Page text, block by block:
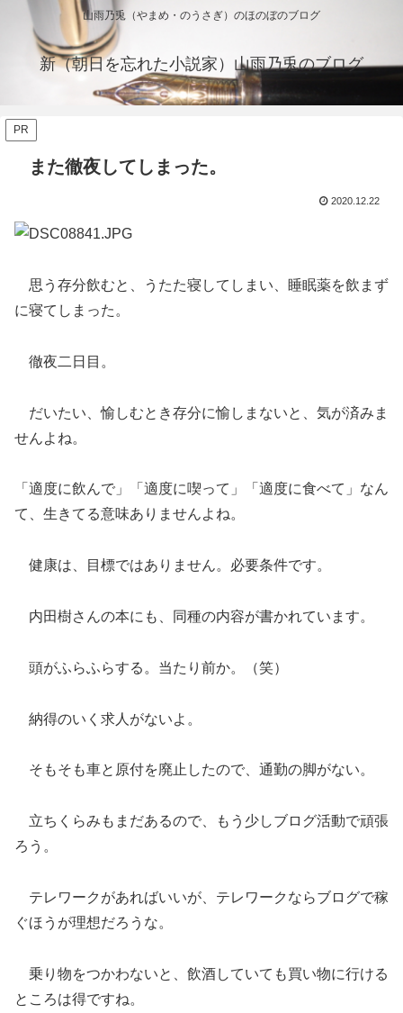
山雨乃兎（やまめ・のうさぎ）のほのぼのブログ
新（朝日を忘れた小説家）山雨乃兎のブログ
PR
また徹夜してしまった。
2020.12.22
思う存分飲むと、うたた寝してしまい、睡眠薬を飲まず
に寝てしまった。
徹夜二日目。
だいたい、愉しむとき存分に愉しまないと、気が済みま
せんよね。
「適度に飲んで」「適度に喫って」「適度に食べて」なん
て、生きてる意味ありませんよね。
健康は、目標ではありません。必要条件です。
内田樹さんの本にも、同種の内容が書かれています。
頭がふらふらする。当たり前か。（笑）
納得のいく求人がないよ。
そもそも車と原付を廃止したので、通勤の脚がない。
立ちくらみもまだあるので、もう少しブログ活動で頑張
ろう。
テレワークがあればいいが、テレワークならブログで稼
ぐほうが理想だろうな。
乗り物をつかわないと、飲酒していても買い物に行ける
ところは得ですね。